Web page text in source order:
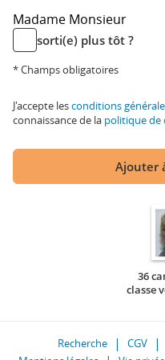
Madame Monsieur
sorti(e) plus tôt ?
* Champs obligatoires
J'accepte lesconditions
connaissance de la politique
Ajouter
36
classe
Recherche CGV